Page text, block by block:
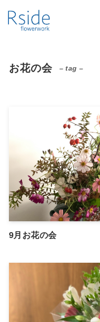
お花の会 – tag –
9月お花の会